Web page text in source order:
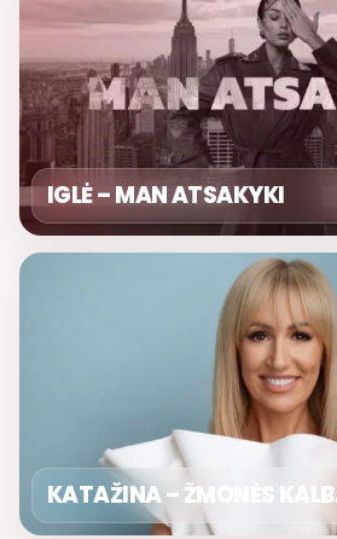
IGLĖ – MAN ATSAKYKI
KATAŽINA – ŽMONĖS